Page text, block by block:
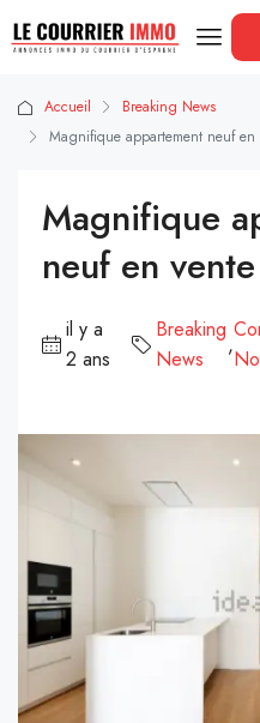
Accueil
Breaking News
Magnifique appartement neuf en
Magnifique
neuf en
il y a
2 ans
Breaking
News
,